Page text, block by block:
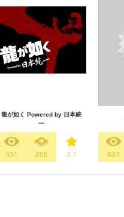
龍が如く Powered by 日本統
一
331 205 3.7 637